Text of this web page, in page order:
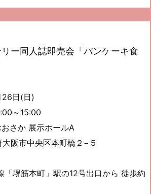
ー同人誌即売会「パンケーキ食
日(日)
～15:00
さか 展示ホールA
阪市中央区本町橋２−５
堺筋本町」駅の12号出口から 徒歩約